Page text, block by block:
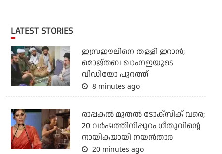
LATEST STORIES
ഇസ്രഈലിനെ തള്ളി ഇറാന്‍;
മൊജ്തബ ഖാംനഇയുടെ
വീഡിയോ പുറത്ത്
8 minutes ago
രാപ്പകൽ മുതൽ ടോക്സിക് വരെ;
20 വർഷത്തിനിപ്പുറം ഗീതുവിന്റെ
നായികയായി നയൻതാര
20 minutes ago